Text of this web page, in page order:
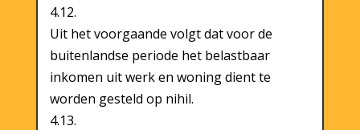
4.12.
Uit het voorgaande volgt dat voor de
buitenlandse periode het belastbaar
inkomen uit werk en woning dient te
worden gesteld op nihil.
4.13.